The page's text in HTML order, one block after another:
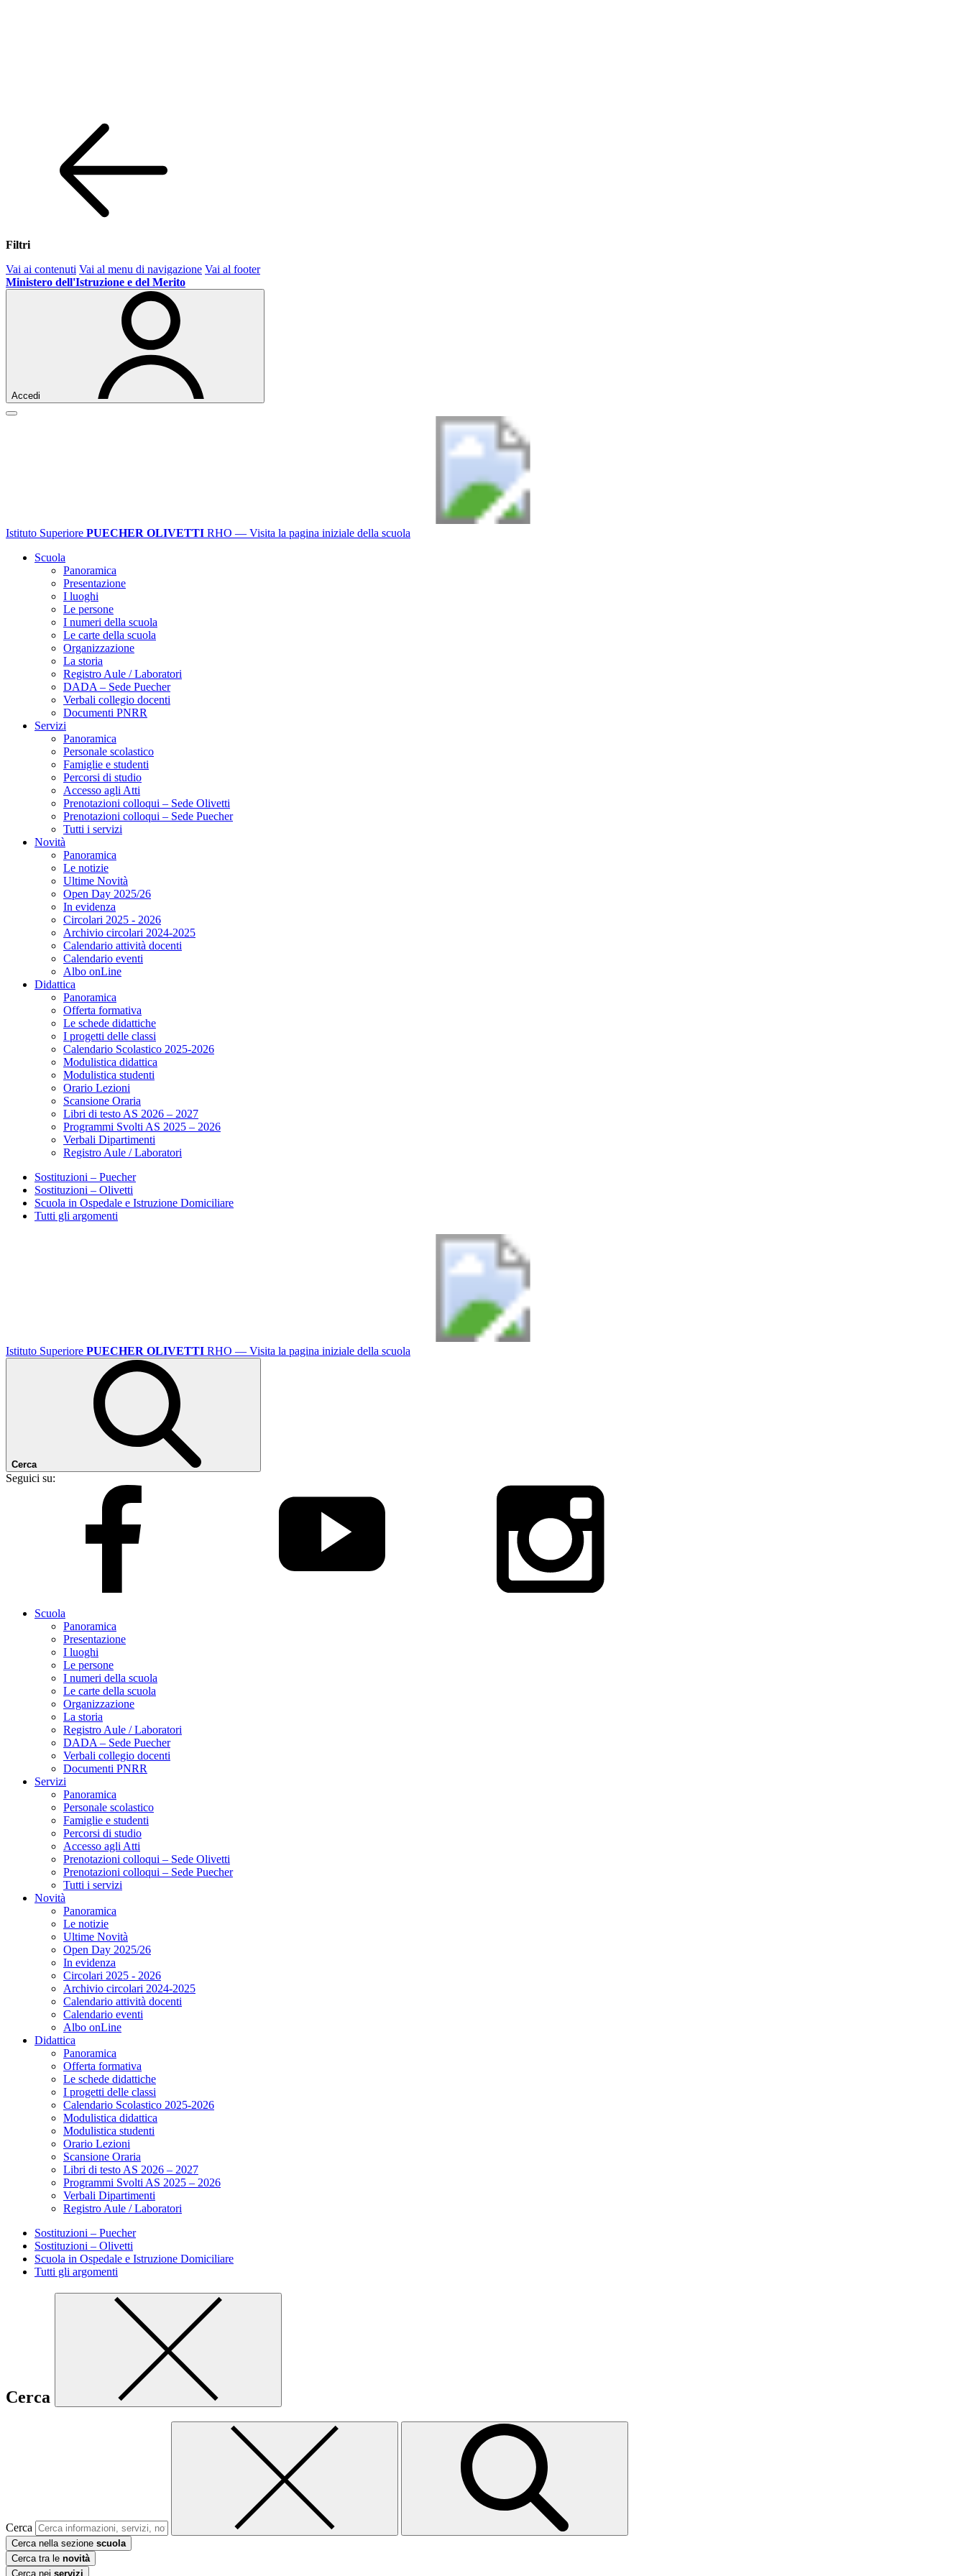
Filtri
Vai ai contenuti Vai al menu di navigazione Vai al footer
Ministero dell'Istruzione e del Merito
Accedi
Istituto Superiore PUECHER OLIVETTI RHO — Visita la pagina iniziale della scuola
Scuola
Panoramica
Presentazione
I luoghi
Le persone
I numeri della scuola
Le carte della scuola
Organizzazione
La storia
Registro Aule / Laboratori
DADA – Sede Puecher
Verbali collegio docenti
Documenti PNRR
Servizi
Panoramica
Personale scolastico
Famiglie e studenti
Percorsi di studio
Accesso agli Atti
Prenotazioni colloqui – Sede Olivetti
Prenotazioni colloqui – Sede Puecher
Tutti i servizi
Novità
Panoramica
Le notizie
Ultime Novità
Open Day 2025/26
In evidenza
Circolari 2025 - 2026
Archivio circolari 2024-2025
Calendario attività docenti
Calendario eventi
Albo onLine
Didattica
Panoramica
Offerta formativa
Le schede didattiche
I progetti delle classi
Calendario Scolastico 2025-2026
Modulistica didattica
Modulistica studenti
Orario Lezioni
Scansione Oraria
Libri di testo AS 2026 – 2027
Programmi Svolti AS 2025 – 2026
Verbali Dipartimenti
Registro Aule / Laboratori
Sostituzioni – Puecher
Sostituzioni – Olivetti
Scuola in Ospedale e Istruzione Domiciliare
Tutti gli argomenti
Istituto Superiore PUECHER OLIVETTI RHO — Visita la pagina iniziale della scuola
Cerca
Seguici su:
Scuola
Panoramica
Presentazione
I luoghi
Le persone
I numeri della scuola
Le carte della scuola
Organizzazione
La storia
Registro Aule / Laboratori
DADA – Sede Puecher
Verbali collegio docenti
Documenti PNRR
Servizi
Panoramica
Personale scolastico
Famiglie e studenti
Percorsi di studio
Accesso agli Atti
Prenotazioni colloqui – Sede Olivetti
Prenotazioni colloqui – Sede Puecher
Tutti i servizi
Novità
Panoramica
Le notizie
Ultime Novità
Open Day 2025/26
In evidenza
Circolari 2025 - 2026
Archivio circolari 2024-2025
Calendario attività docenti
Calendario eventi
Albo onLine
Didattica
Panoramica
Offerta formativa
Le schede didattiche
I progetti delle classi
Calendario Scolastico 2025-2026
Modulistica didattica
Modulistica studenti
Orario Lezioni
Scansione Oraria
Libri di testo AS 2026 – 2027
Programmi Svolti AS 2025 – 2026
Verbali Dipartimenti
Registro Aule / Laboratori
Sostituzioni – Puecher
Sostituzioni – Olivetti
Scuola in Ospedale e Istruzione Domiciliare
Tutti gli argomenti
Cerca
Cerca
Cerca nella sezione scuola
Cerca tra le novità
Cerca nei servizi